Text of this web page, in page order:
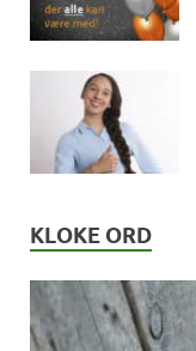
KLOKE ORD